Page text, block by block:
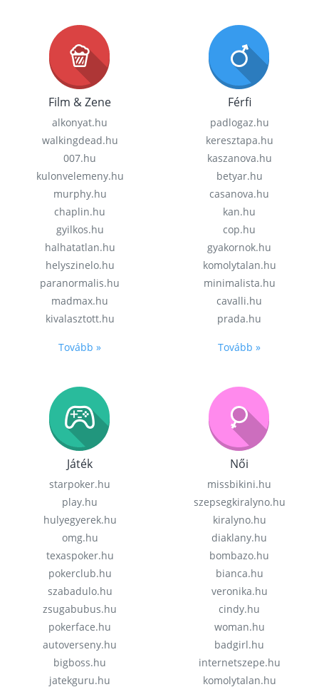
Film & Zene
alkonyat.hu
walkingdead.hu
007.hu
kulonvelemeny.hu
murphy.hu
chaplin.hu
gyilkos.hu
halhatatlan.hu
helyszinelo.hu
paranormalis.hu
madmax.hu
kivalasztott.hu
Tovább »
Férfi
padlogaz.hu
keresztapa.hu
kaszanova.hu
betyar.hu
casanova.hu
kan.hu
cop.hu
gyakornok.hu
komolytalan.hu
minimalista.hu
cavalli.hu
prada.hu
Tovább »
Játék
starpoker.hu
play.hu
hulyegyerek.hu
omg.hu
texaspoker.hu
pokerclub.hu
szabadulo.hu
zsugabubus.hu
pokerface.hu
autoverseny.hu
bigboss.hu
jatekguru.hu
Női
missbikini.hu
szepsegkiralyno.hu
kiralyno.hu
diaklany.hu
bombazo.hu
bianca.hu
veronika.hu
cindy.hu
woman.hu
badgirl.hu
internetszepe.hu
komolytalan.hu